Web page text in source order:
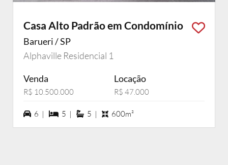
Casa Alto Padrão em Condomínio
Barueri / SP
Alphaville Residencial 1
Venda
R$ 10.500.000
Locação
R$ 47.000
6 vagas na garagem
6 | 5 dormiórios
5 | 5 suítes
5 | 600m²